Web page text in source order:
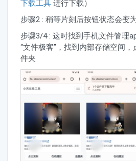
下载工具 进行下载）
步骤2 : 稍等片刻后按钮状态会变
步骤3/4 : 这时找到手机文件管理
“文件极客”，找到内部存储空间
件夹